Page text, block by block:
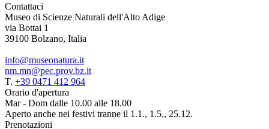
Contattaci
Museo di Scienze Naturali dell'Alto Adige
via Bottai 1
39100 Bolzano, Italia
info@museonatura.it
nm.mn@pec.prov.bz.it
T. +39 0471 412 964
Orario d'apertura
Mar - Dom dalle 10.00 alle 18.00
Aperto anche nei festivi tranne il 1.1., 1.5., 25.12.
Prenotazioni